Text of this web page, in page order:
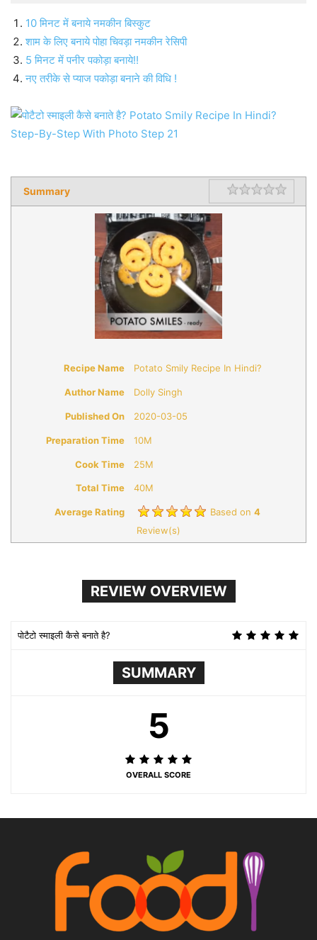
10 मिनट में बनाये नमकीन बिस्कुट
शाम के लिए बनाये पोहा चिवड़ा नमकीन रेसिपी
5 मिनट में पनीर पकोड़ा बनाये!!
नए तरीके से प्याज पकोड़ा बनाने की विधि !
Summary Rating
Recipe Name Potato Smily Recipe In Hindi?
Author Name Dolly Singh
Published On 2020-03-05
Preparation Time 10M
Cook Time 25M
Total Time 40M
Average Rating Based on 4
Review(s)
REVIEW OVERVIEW
पोटैटो स्माइली कैसे बनाते है?
SUMMARY
5
OVERALL SCORE